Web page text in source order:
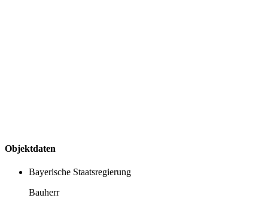
Objektdaten
Bayerische Staatsregierung
Bauherr